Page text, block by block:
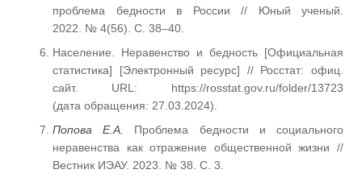
проблема бедности в России // Юный ученый.
2022. № 4(56). С. 38–40.
Население. Неравенство и бедность [Официальная
статистика] [Электронный ресурс] // Росстат: офиц.
сайт. URL: https://rosstat.gov.ru/folder/13723
(дата обращения: 27.03.2024).
Попова Е.А.
Проблема бедности и социального
неравенства как отражение общественной жизни //
Вестник ИЭАУ. 2023. № 38. С. 3.